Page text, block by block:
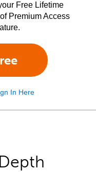
Free Lifetime
Premium Access
In Here